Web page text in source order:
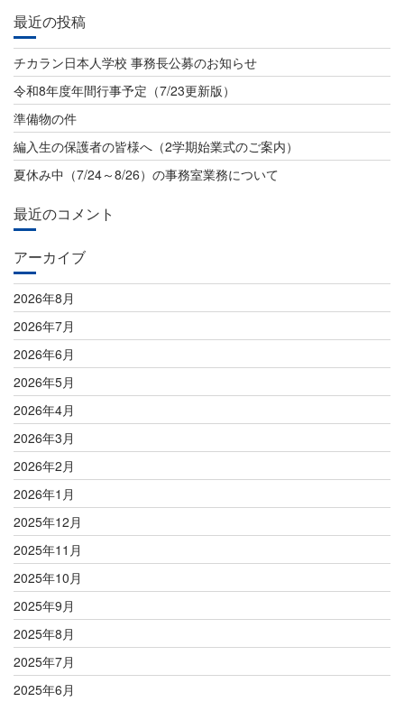
ビ
ゲ
ー
シ
ョ
ン
最近の投稿
チカラン日本人学校 事務長公募のお知らせ
令和8年度年間行事予定（7/23更新版）
準備物の件
編入生の保護者の皆様へ（2学期始業式のご案内）
夏休み中（7/24～8/26）の事務室業務について
最近のコメント
アーカイブ
2026年8月
2026年7月
2026年6月
2026年5月
2026年4月
2026年3月
2026年2月
2026年1月
2025年12月
2025年11月
2025年10月
2025年9月
2025年8月
2025年7月
2025年6月